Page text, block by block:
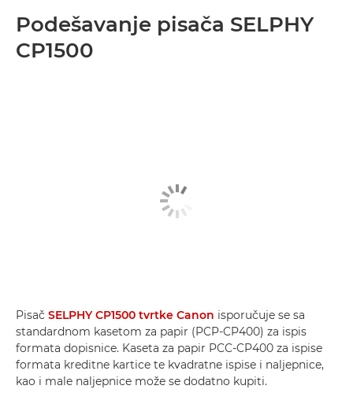
Podešavanje pisača SELPHY
CP1500
Pisač SELPHY CP1500 tvrtke Canon isporučuje se sa
standardnom kasetom za papir (PCP-CP400) za ispis
formata dopisnice. Kaseta za papir PCC-CP400 za ispise
formata kreditne kartice te kvadratne ispise i naljepnice,
kao i male naljepnice može se dodatno kupiti.